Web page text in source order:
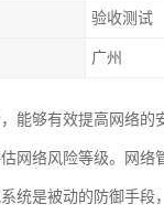
验收测试
广州
能够有效提高网络的
网络风险等级。网络
统是被动的防御手段